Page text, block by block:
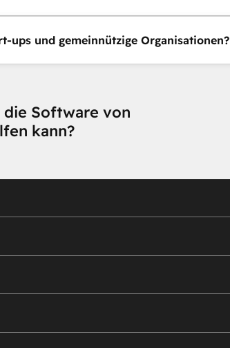
ups und gemeinnützige Organisationen?
die Software von
kann?